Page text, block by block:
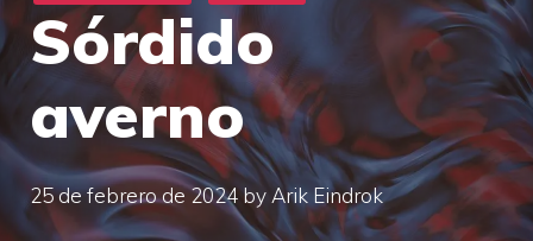
Sórdido
averno
25 de febrero de 2024by Arik Eindrok